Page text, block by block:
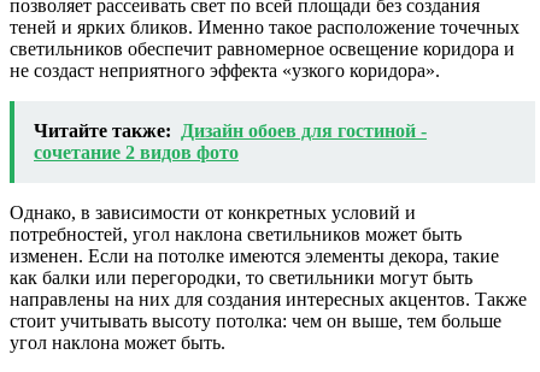
позволяет рассеивать свет по всей площади без создания
теней и ярких бликов. Именно такое расположение точечных
светильников обеспечит равномерное освещение коридора и
не создаст неприятного эффекта «узкого коридора».
Читайте также:
Дизайн обоев для гостиной -
сочетание 2 видов фото
Однако, в зависимости от конкретных условий и
потребностей, угол наклона светильников может быть
изменен. Если на потолке имеются элементы декора, такие
как балки или перегородки, то светильники могут быть
направлены на них для создания интересных акцентов. Также
стоит учитывать высоту потолка: чем он выше, тем больше
угол наклона может быть.